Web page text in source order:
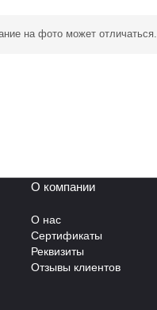
на фото может отличаться.
О компании
О нас
Сертификаты
Реквизиты
Отзывы клиентов